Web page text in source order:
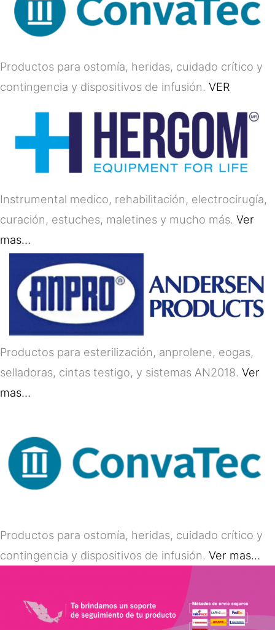
Productos para ostomía, heridas, cuidado crítico y
contingencia y dispositivos de infusión. VER
Instrumental medico, rehabilitación, electrocirugía,
curación, estuches, maletines y mucho más. Ver
mas…
Productos para esterilización, anprolene, eogas,
selladoras, cintas testigo, y sistemas AN2018. Ver
mas…
Productos para ostomía, heridas, cuidado crítico y
contingencia y dispositivos de infusión. Ver mas…